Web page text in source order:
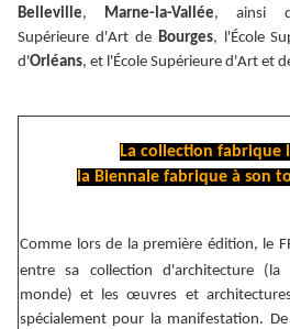
Belleville, Marne-la-Vallée, ainsi
Supérieure d'Art de Bourges, l'École
d'Orléans, et l'École Supérieure d'Art et
La collection fabrique
la Biennale fabrique à son
Comme lors de la première édition, le
entre sa collection d'architecture (la
monde) et les œuvres et
spécialement pour la manifestation.